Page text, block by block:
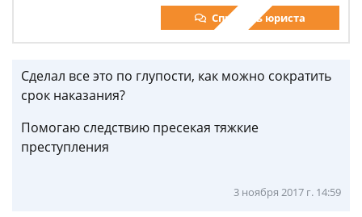
Спросить юриста
Сделал все это по глупости, как можно сократить
срок наказания?
Помогаю следствию пресекая тяжкие
преступления
3 ноября 2017 г. 14:59